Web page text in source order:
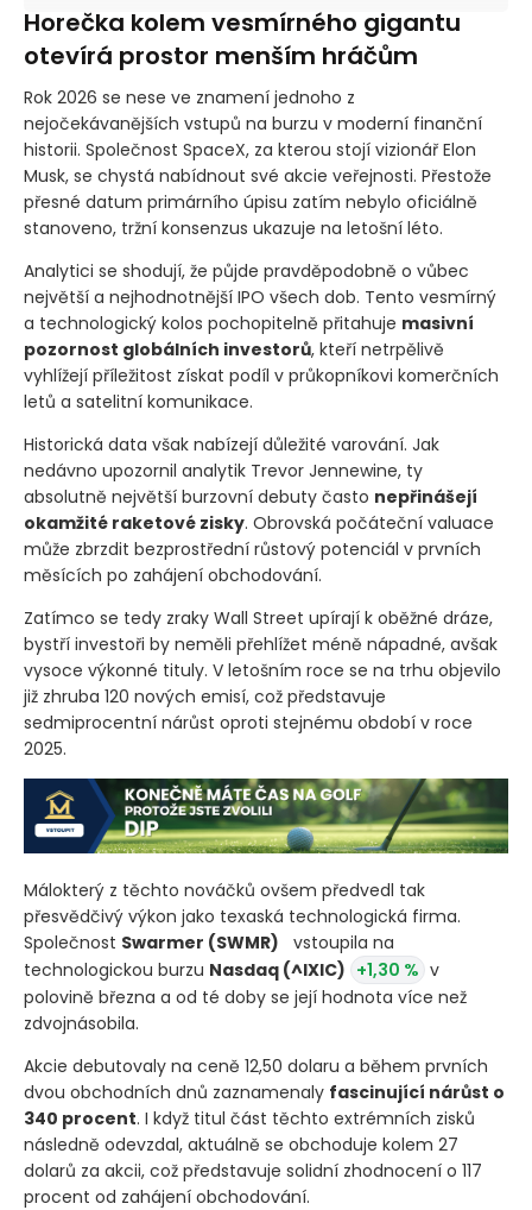
Horečka kolem vesmírného gigantu
otevírá prostor menším hráčům
Rok 2026 se nese ve znamení jednoho z
nejočekávanějších vstupů na burzu v moderní finanční
historii. Společnost SpaceX, za kterou stojí vizionář Elon
Musk, se chystá nabídnout své akcie veřejnosti. Přestože
přesné datum primárního úpisu zatím nebylo oficiálně
stanoveno, tržní konsenzus ukazuje na letošní léto.
Analytici se shodují, že půjde pravděpodobně o vůbec
největší a nejhodnotnější IPO všech dob. Tento vesmírný
a technologický kolos pochopitelně přitahuje masivní
pozornost globálních investorů, kteří netrpělivě
vyhlížejí příležitost získat podíl v průkopníkovi komerčních
letů a satelitní komunikace.
Historická data však nabízejí důležité varování. Jak
nedávno upozornil analytik Trevor Jennewine, ty
absolutně největší burzovní debuty často nepřinášejí
okamžité raketové zisky. Obrovská počáteční valuace
může zbrzdit bezprostřední růstový potenciál v prvních
měsících po zahájení obchodování.
Zatímco se tedy zraky Wall Street upírají k oběžné dráze,
bystří investoři by neměli přehlížet méně nápadné, avšak
vysoce výkonné tituly. V letošním roce se na trhu objevilo
již zhruba 120 nových emisí, což představuje
sedmiprocentní nárůst oproti stejnému období v roce
2025.
Málokterý z těchto nováčků ovšem předvedl tak
přesvědčivý výkon jako texaská technologická firma.
Společnost Swarmer (SWMR)
vstoupila na
technologickou burzu Nasdaq (^IXIC) +1,30 % v
polovině března a od té doby se její hodnota více než
zdvojnásobila.
Akcie debutovaly na ceně 12,50 dolaru a během prvních
dvou obchodních dnů zaznamenaly fascinující nárůst o
340 procent. I když titul část těchto extrémních zisků
následně odevzdal, aktuálně se obchoduje kolem 27
dolarů za akcii, což představuje solidní zhodnocení o 117
procent od zahájení obchodování.